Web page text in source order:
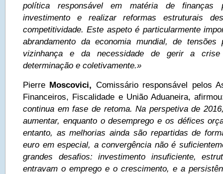
política responsável em matéria de finanças
investimento e realizar reformas estruturais
competitividade. Este aspeto é particularmente
abrandamento da economia mundial, de tensões
vizinhança e da necessidade de gerir a
determinação e coletivamente.»
Pierre Moscovici, Comissário responsável pelos
Financeiros, Fiscalidade e União Aduaneira,
continua em fase de retoma. Na perspetiva de
aumentar, enquanto o desemprego e os défices
entanto, as melhorias ainda são repartidas de
euro em especial, a convergência não é
grandes desafios: investimento insuficiente,
entravam o emprego e o crescimento, e a